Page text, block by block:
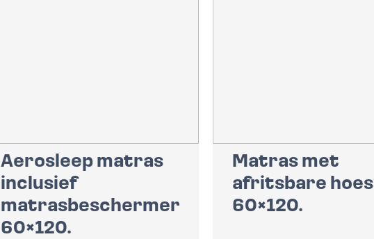
Aerosleep matras
inclusief
matrasbeschermer
60×120.
Matras met
afritsbare hoes
60×120.